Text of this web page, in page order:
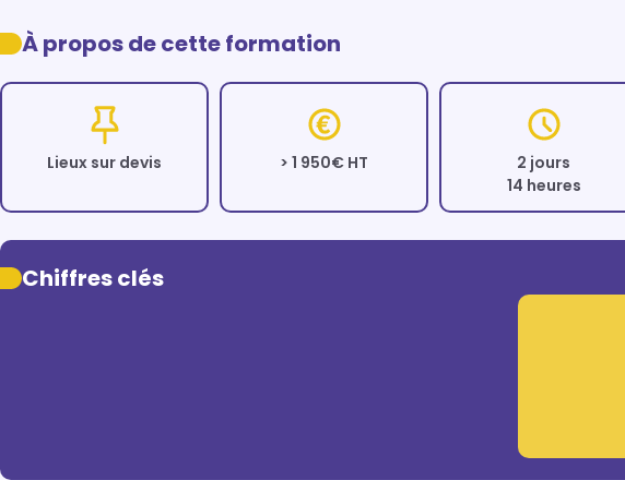
À propos de cette formation
Lieux sur devis > 1 950€ HT
2 jours
14 heures
Chiffres clés